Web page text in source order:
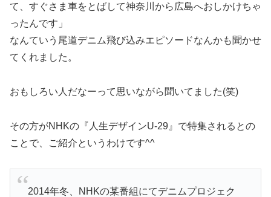
て、すぐさま車をとばして神奈川から広島へおしかけちゃ
ったんです」
なんていう尾道デニム飛び込みエピソードなんかも聞かせ
てくれました。
おもしろい人だなーって思いながら聞いてました(笑)
その方がNHKの『人生デザインU-29』で特集されるとの
ことで、ご紹介というわけです^^
2014年冬、NHKの某番組にてデニムプロジェク